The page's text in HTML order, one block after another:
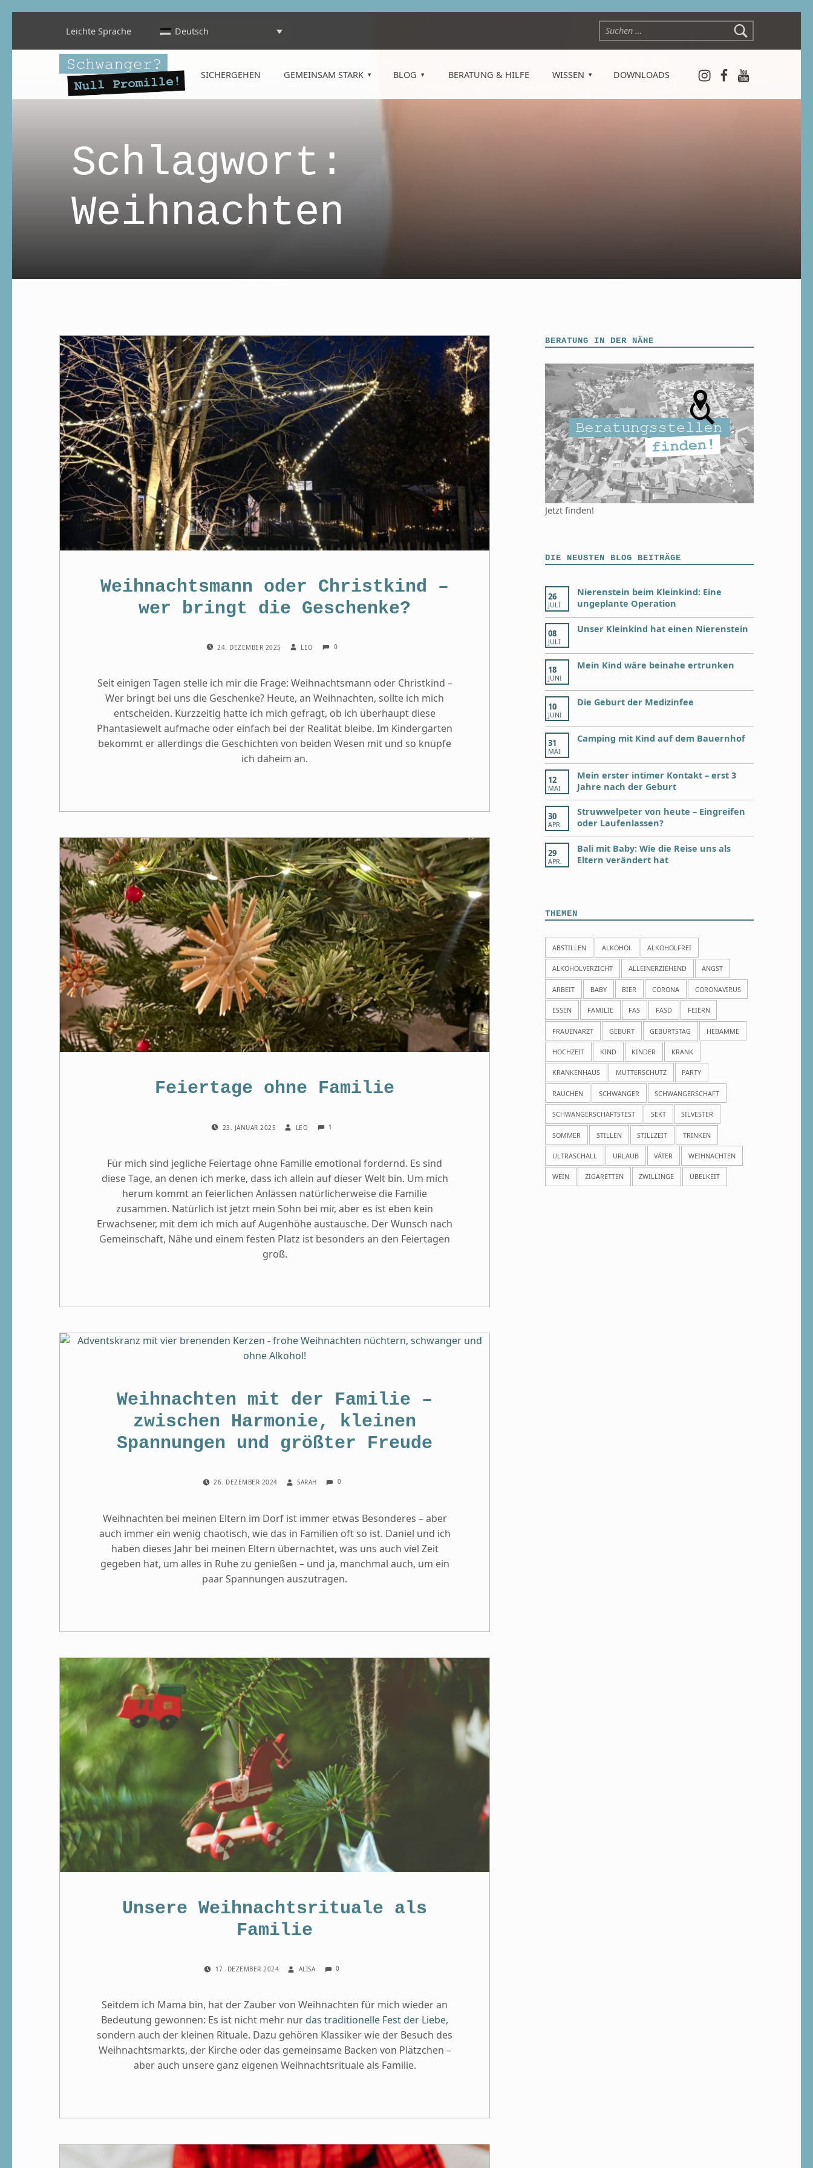
SICHERGEHEN GEMEINSAM STARK BLOG BERATUNG & HILFE WISSEN DOWNLOADS
Instagram
Facebook
YouTube
Leichte Sprache Deutsch
Schlagwort:
Weihnachten
Weihnachtsmann oder Christkind –
wer bringt die Geschenke?
24. DEZEMBER 2025 LEO 0
Seit einigen Tagen stelle ich mir die Frage: Weihnachtsmann oder Christkind –
Wer bringt bei uns die Geschenke? Heute, an Weihnachten, sollte ich mich
entscheiden. Kurzzeitig hatte ich mich gefragt, ob ich überhaupt diese
Phantasiewelt aufmache oder einfach bei der Realität bleibe. Im Kindergarten
bekommt er allerdings die Geschichten von beiden Wesen mit und so knüpfe
ich daheim an.
Feiertage ohne Familie
23. JANUAR 2025 LEO 1
Für mich sind jegliche Feiertage ohne Familie emotional fordernd. Es sind
diese Tage, an denen ich merke, dass ich allein auf dieser Welt bin. Um mich
herum kommt an feierlichen Anlässen natürlicherweise die Familie
zusammen. Natürlich ist jetzt mein Sohn bei mir, aber es ist eben kein
Erwachsener, mit dem ich mich auf Augenhöhe austausche. Der Wunsch nach
Gemeinschaft, Nähe und einem festen Platz ist besonders an den Feiertagen
groß.
Weihnachten mit der Familie –
zwischen Harmonie, kleinen
Spannungen und größter Freude
26. DEZEMBER 2024 SARAH 0
Weihnachten bei meinen Eltern im Dorf ist immer etwas Besonderes – aber
auch immer ein wenig chaotisch, wie das in Familien oft so ist. Daniel und ich
haben dieses Jahr bei meinen Eltern übernachtet, was uns auch viel Zeit
gegeben hat, um alles in Ruhe zu genießen – und ja, manchmal auch, um ein
paar Spannungen auszutragen.
Unsere Weihnachtsrituale als
Familie
17. DEZEMBER 2024 ALISA 0
Seitdem ich Mama bin, hat der Zauber von Weihnachten für mich wieder an
Bedeutung gewonnen: Es ist nicht mehr nur das traditionelle Fest der Liebe,
sondern auch der kleinen Rituale. Dazu gehören Klassiker wie der Besuch des
Weihnachtsmarkts, der Kirche oder das gemeinsame Backen von Plätzchen –
aber auch unsere ganz eigenen Weihnachtsrituale als Familie.
BERATUNG IN DER NÄHE
Jetzt finden!
DIE NEUSTEN BLOG BEITRÄGE
26
JULI
Nierenstein beim Kleinkind: Eine
ungeplante Operation
08
JULI
Unser Kleinkind hat einen Nierenstein
18
JUNI
Mein Kind wäre beinahe ertrunken
10
JUNI
Die Geburt der Medizinfee
31
MAI
Camping mit Kind auf dem Bauernhof
12
MAI
Mein erster intimer Kontakt – erst 3
Jahre nach der Geburt
30
APR.
Struwwelpeter von heute – Eingreifen
oder Laufenlassen?
29
APR.
Bali mit Baby: Wie die Reise uns als
Eltern verändert hat
THEMEN
ABSTILLEN ALKOHOL ALKOHOLFREI
ALKOHOLVERZICHT ALLEINERZIEHEND ANGST
ARBEIT BABY BIER CORONA CORONAVIRUS
ESSEN FAMILIE FAS FASD FEIERN
FRAUENARZT GEBURT GEBURTSTAG HEBAMME
HOCHZEIT KIND KINDER KRANK
KRANKENHAUS MUTTERSCHUTZ PARTY
RAUCHEN SCHWANGER SCHWANGERSCHAFT
SCHWANGERSCHAFTSTEST SEKT SILVESTER
SOMMER STILLEN STILLZEIT TRINKEN
ULTRASCHALL URLAUB VÄTER WEIHNACHTEN
WEIN ZIGARETTEN ZWILLINGE ÜBELKEIT